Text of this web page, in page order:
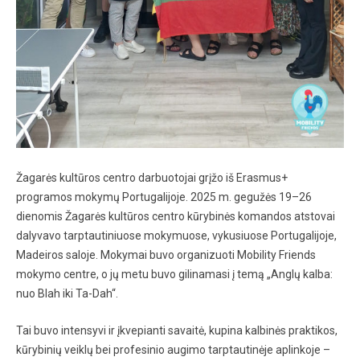
Žagarės kultūros centro darbuotojai grįžo iš Erasmus+
programos mokymų Portugalijoje. 2025 m. gegužės 19–26
dienomis Žagarės kultūros centro kūrybinės komandos atstovai
dalyvavo tarptautiniuose mokymuose, vykusiuose Portugalijoje,
Madeiros saloje. Mokymai buvo organizuoti Mobility Friends
mokymo centre, o jų metu buvo gilinamasi į temą „Anglų kalba:
nuo Blah iki Ta-Dah“.
Tai buvo intensyvi ir įkvepianti savaitė, kupina kalbinės praktikos,
kūrybinių veiklų bei profesinio augimo tarptautinėje aplinkoje –